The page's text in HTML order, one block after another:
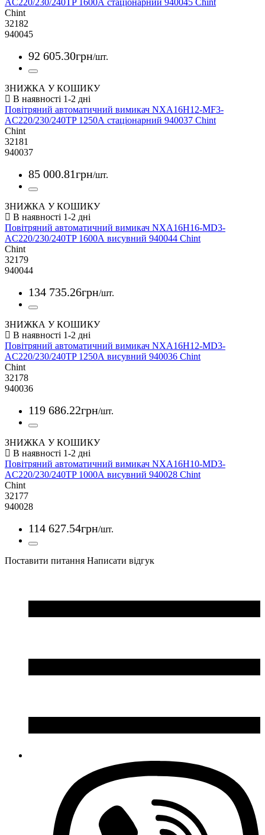
Chint
32182
940045
92 605.30грн/шт.
ЗНИЖКА У КОШИКУ
Повітряний автоматичний вимикач NXA16H12-MF3-
AC220/230/240TP 1250А стаціонарний 940037 Chint
Chint
32181
940037
85 000.81грн/шт.
ЗНИЖКА У КОШИКУ
Повітряний автоматичний вимикач NXA16H16-MD3-
AC220/230/240TP 1600А висувний 940044 Chint
Chint
32179
940044
134 735.26грн/шт.
ЗНИЖКА У КОШИКУ
Повітряний автоматичний вимикач NXA16H12-MD3-
AC220/230/240TP 1250А висувний 940036 Chint
Chint
32178
940036
119 686.22грн/шт.
ЗНИЖКА У КОШИКУ
Повітряний автоматичний вимикач NXA16H10-MD3-
AC220/230/240TP 1000А висувний 940028 Chint
Chint
32177
940028
114 627.54грн/шт.
Поставити питання Написати відгук